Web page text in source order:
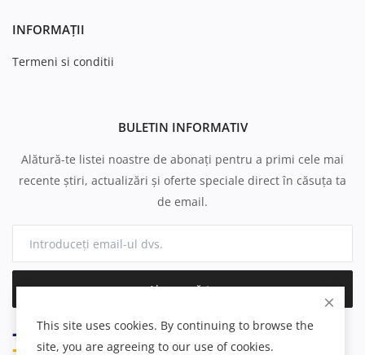
INFORMAȚII
Termeni si conditii
BULETIN INFORMATIV
Alătură-te listei noastre de abonați pentru a primi cele mai
recente știri, actualizări și oferte speciale direct în căsuța ta
de email.
Abonează-te
This site uses cookies. By continuing to browse the
site, you are agreeing to our use of cookies.